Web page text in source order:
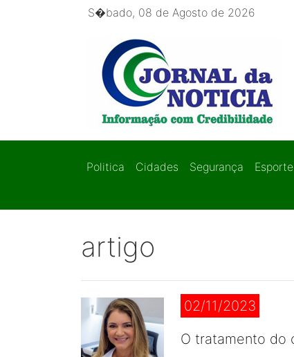
S�bado, 08 de Agosto de 2026
Politica Cidades Segurança Esporte
artigo
02/11/2023
O tratamento do